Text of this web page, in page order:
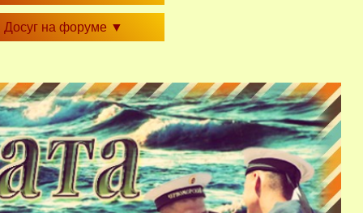
Досуг на форуме ▼